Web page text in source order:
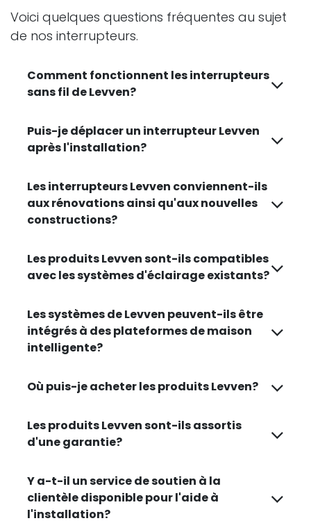
Voici quelques questions fréquentes au sujet
de nos interrupteurs.
Comment fonctionnent les interrupteurs
sans fil de Levven?
Puis-je déplacer un interrupteur Levven
après l'installation?
Les interrupteurs Levven conviennent-ils
aux rénovations ainsi qu'aux nouvelles
constructions?
Les produits Levven sont-ils compatibles
avec les systèmes d'éclairage existants?
Les systèmes de Levven peuvent-ils être
intégrés à des plateformes de maison
intelligente?
Où puis-je acheter les produits Levven?
Les produits Levven sont-ils assortis
d'une garantie?
Y a-t-il un service de soutien à la
clientèle disponible pour l'aide à
l'installation?